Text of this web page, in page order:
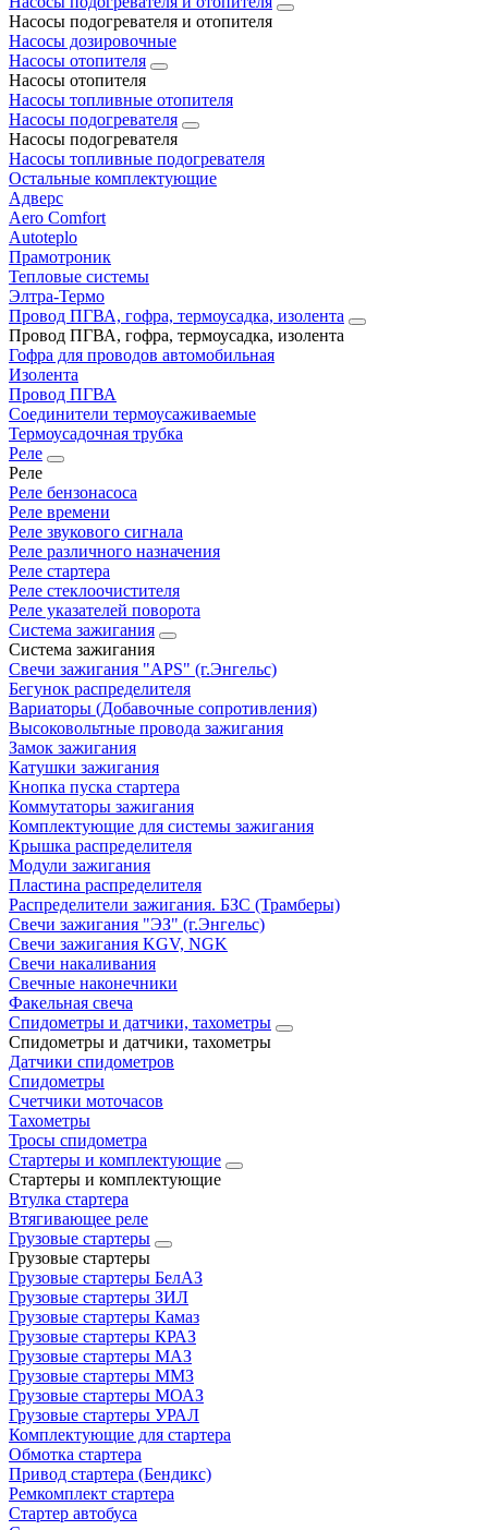
Насосы подогревателя и отопителя
Насосы дозировочные
Насосы отопителя
Насосы отопителя
Насосы топливные отопителя
Насосы подогревателя
Насосы подогревателя
Насосы топливные подогревателя
Остальные комплектующие
Адверс
Aero Comfort
Autoteplo
Прамотроник
Тепловые системы
Элтра-Термо
Провод ПГВА, гофра, термоусадка, изолента
Провод ПГВА, гофра, термоусадка, изолента
Гофра для проводов автомобильная
Изолента
Провод ПГВА
Соединители термоусаживаемые
Термоусадочная трубка
Реле
Реле
Реле бензонасоса
Реле времени
Реле звукового сигнала
Реле различного назначения
Реле стартера
Реле стеклоочистителя
Реле указателей поворота
Система зажигания
Система зажигания
Свечи зажигания "APS" (г.Энгельс)
Бегунок распределителя
Вариаторы (Добавочные сопротивления)
Высоковольтные провода зажигания
Замок зажигания
Катушки зажигания
Кнопка пуска стартера
Коммутаторы зажигания
Комплектующие для системы зажигания
Крышка распределителя
Модули зажигания
Пластина распределителя
Распределители зажигания. БЗС (Трамберы)
Свечи зажигания "ЭЗ" (г.Энгельс)
Свечи зажигания KGV, NGK
Свечи накаливания
Свечные наконечники
Факельная свеча
Спидометры и датчики, тахометры
Спидометры и датчики, тахометры
Датчики спидометров
Спидометры
Счетчики моточасов
Тахометры
Тросы спидометра
Стартеры и комплектующие
Стартеры и комплектующие
Втулка стартера
Втягивающее реле
Грузовые стартеры
Грузовые стартеры
Грузовые стартеры БелАЗ
Грузовые стартеры ЗИЛ
Грузовые стартеры Камаз
Грузовые стартеры КРАЗ
Грузовые стартеры МАЗ
Грузовые стартеры ММЗ
Грузовые стартеры МОАЗ
Грузовые стартеры УРАЛ
Комплектующие для стартера
Обмотка стартера
Привод стартера (Бендикс)
Ремкомплект стартера
Стартер автобуса